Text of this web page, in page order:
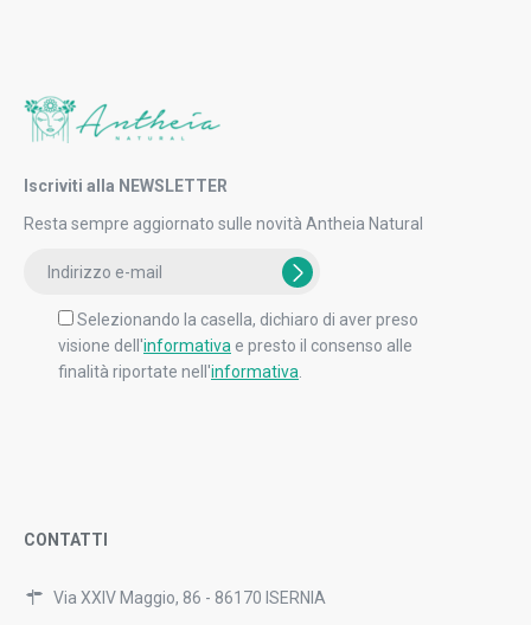
Iscriviti alla NEWSLETTER
Resta sempre aggiornato sulle novità Antheia Natural
Selezionando la casella, dichiaro di aver preso
visione dell'informativa e presto il consenso alle
finalità riportate nell'informativa.
CONTATTI
Via XXIV Maggio, 86 - 86170 ISERNIA